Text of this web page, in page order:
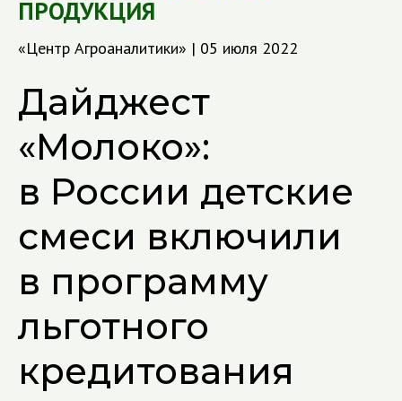
ПРОДУКЦИЯ
«Центр Агроаналитики» | 05 июля 2022
Дайджест
«Молоко»:
в России детские
смеси включили
в программу
льготного
кредитования